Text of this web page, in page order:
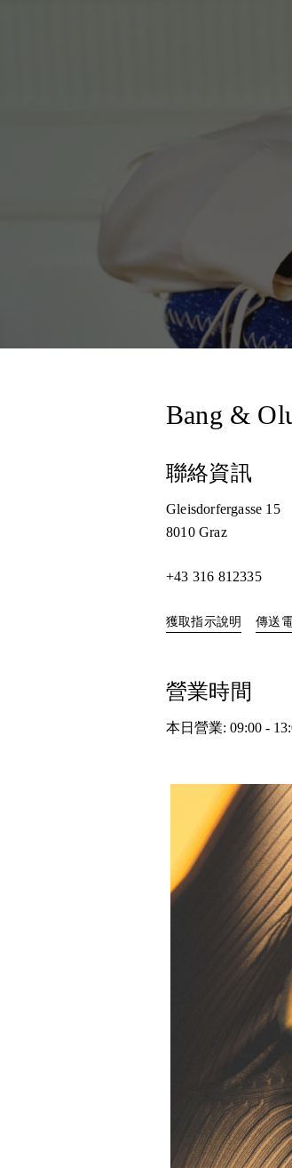
Bang &
聯絡資訊
Gleisdorfergasse 15
8010 Graz
+43 316 812335
獲取指示說明 Link
傳送
營業時間
本日營業: 09:00 -
活動影像